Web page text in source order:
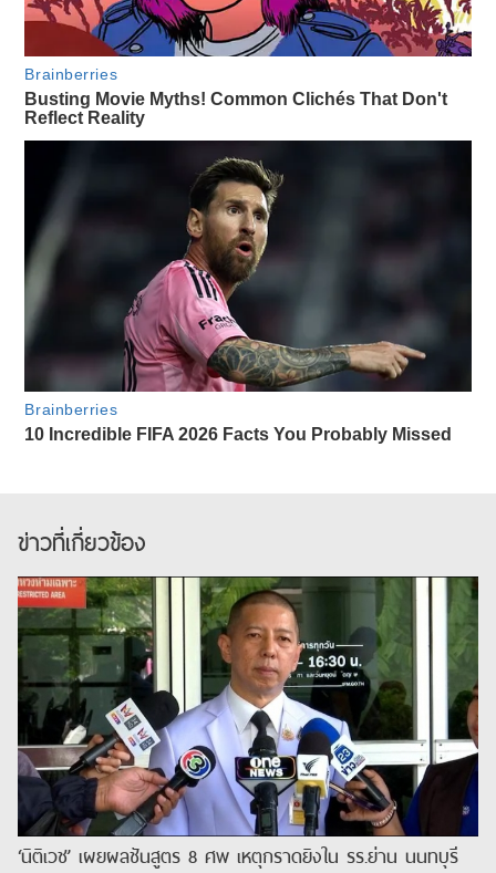
ข่าวที่เกี่ยวข้อง
‘นิติเวช’ เผยผลชันสูตร 8 ศพ เหตุกราดยิงใน รร.ย่าน นนทบุรี